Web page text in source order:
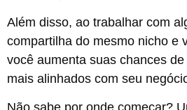
Além disso, ao trabalhar com
compartilha do mesmo nicho e
você aumenta suas chances
mais alinhados com seu
Não sabe por onde começar?